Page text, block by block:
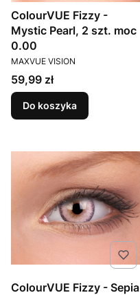
ColourVUE Fizzy -
Mystic Pearl, 2 szt. moc
0.00
PRODUCENT
MAXVUE VISION
Cena
59,99 zł
Do koszyka
ColourVUE Fizzy - Sepia